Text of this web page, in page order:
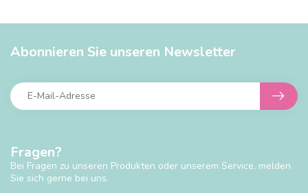
Fragen?
Bei Fragen zu unseren Produkten oder unserem Service, melden
Sie sich gerne bei uns.
Abonnieren Sie unseren Newsletter